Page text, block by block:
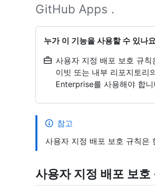
GitHub Apps .
누가 이 기능을 사용할 수 있나
사용자 지정 배포 보호 규
이빗 또는 내부 리포지토리
Enterprise를 사용해야 합니
참고
사용자 지정 배포 보호 규칙은
사용자 지정 배포 보호